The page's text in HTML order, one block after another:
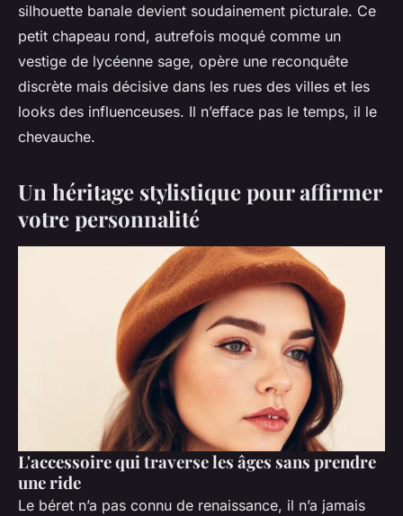
silhouette banale devient soudainement picturale. Ce
petit chapeau rond, autrefois moqué comme un
vestige de lycéenne sage, opère une reconquête
discrète mais décisive dans les rues des villes et les
looks des influenceuses. Il n’efface pas le temps, il le
chevauche.
Un héritage stylistique pour affirmer
votre personnalité
L'accessoire qui traverse les âges sans prendre
une ride
Le béret n’a pas connu de renaissance, il n’a jamais